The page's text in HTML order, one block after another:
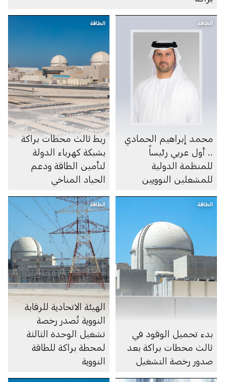
الطاقة
محمد إبراهيم الحمادي
.. أول عربي رئيساً
للمنظمة الدولية
للمشغلين النوويين
الطاقة
ربط ثالث محطات براكة
بشبكة كهرباء الدولة
لتأمين الطاقة ودعم
الحياد المناخي
الطاقة
بدء تحميل الوقود في
ثالث محطات براكة بعد
صدور رخصة التشغيل
الطاقة
الهيئة الاتحادية للرقابة
النووية تُصدر رخصة
تشغيل الوحدة الثالثة
لمحطة براكة للطاقة
النووية